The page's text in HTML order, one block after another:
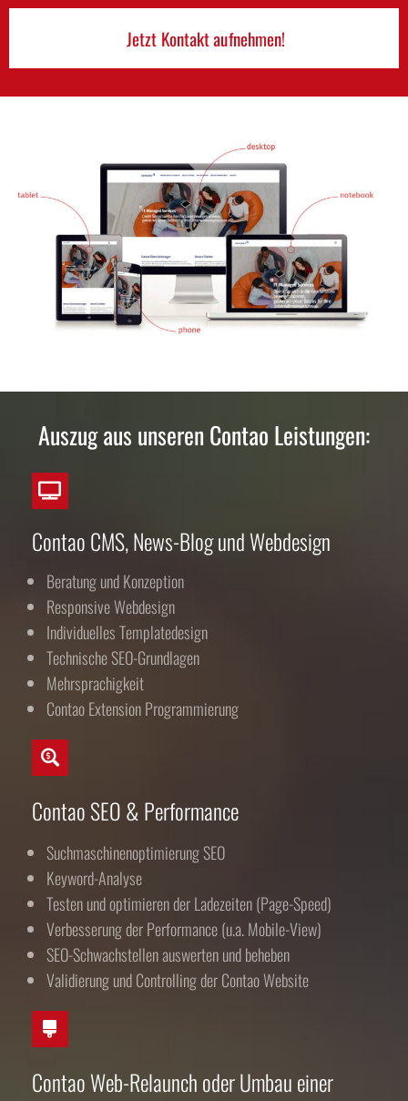
Jetzt Kontakt aufnehmen!
Auszug aus unseren Contao Leistungen:
Contao CMS, News-Blog und Webdesign
Beratung und Konzeption
Responsive Webdesign
Individuelles Templatedesign
Technische SEO-Grundlagen
Mehrsprachigkeit
Contao Extension Programmierung
Contao SEO & Performance
Suchmaschinenoptimierung SEO
Keyword-Analyse
Testen und optimieren der Ladezeiten (Page-Speed)
Verbesserung der Performance (u.a. Mobile-View)
SEO-Schwachstellen auswerten und beheben
Validierung und Controlling der Contao Website
Contao Web-Relaunch oder Umbau einer